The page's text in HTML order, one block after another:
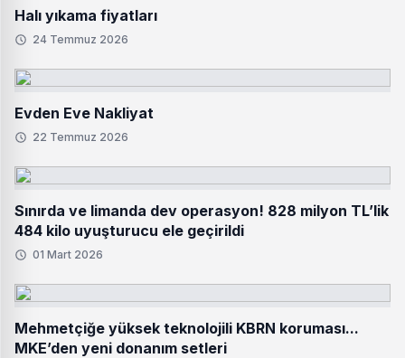
Halı yıkama fiyatları
24 Temmuz 2026
Evden Eve Nakliyat
22 Temmuz 2026
Sınırda ve limanda dev operasyon! 828 milyon TL’lik
484 kilo uyuşturucu ele geçirildi
01 Mart 2026
Mehmetçiğe yüksek teknolojili KBRN koruması...
MKE’den yeni donanım setleri